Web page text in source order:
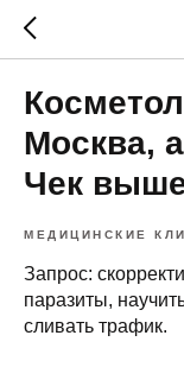
Москва,
Чек
МЕДИЦИНСКИЕ
Запрос:
паразиты,
сливать трафик.